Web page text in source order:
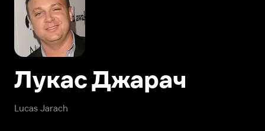
Lucas Jarach
Лукас Джарач